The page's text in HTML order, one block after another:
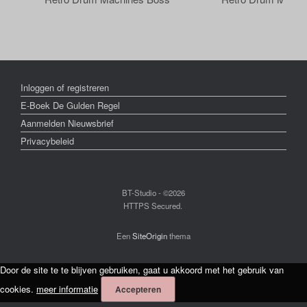
Inloggen of registreren
E-Boek De Gulden Regel
Aanmelden Nieuwsbrief
Privacybeleid
BT-Studio - ©2026
HTTPS Secured.
EenSiteOriginthema
Door de site te te blijven gebruiken, gaat u akkoord met het gebruik van
cookies. meer informatie Accepteren